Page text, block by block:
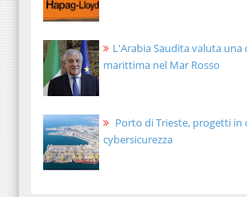
L'Arabia Saudita valuta una
marittima nel Mar Rosso
Porto di Trieste, progetti in
cybersicurezza